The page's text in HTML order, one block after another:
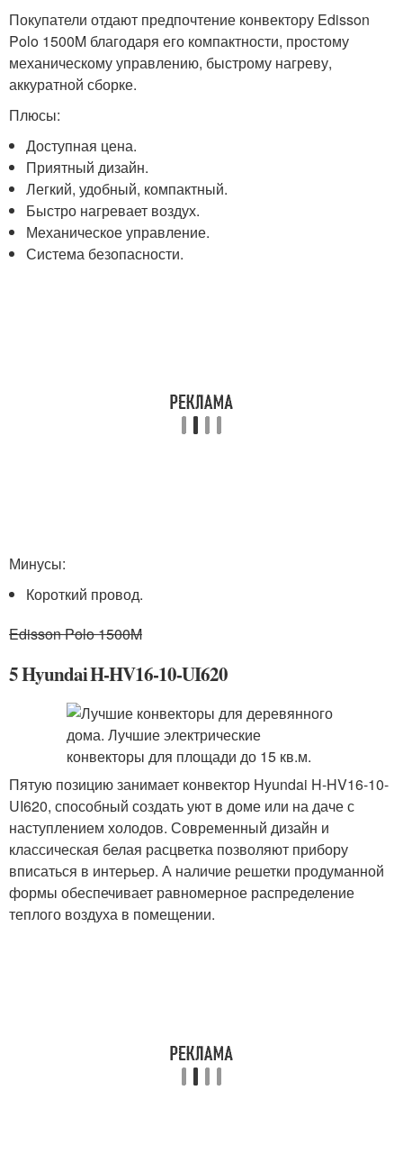
Покупатели отдают предпочтение конвектору Edisson
Polo 1500M благодаря его компактности, простому
механическому управлению, быстрому нагреву,
аккуратной сборке.
Плюсы:
Доступная цена.
Приятный дизайн.
Легкий, удобный, компактный.
Быстро нагревает воздух.
Механическое управление.
Система безопасности.
Минусы:
Короткий провод.
Edisson Polo 1500M
5 Hyundai H-HV16-10-UI620
Пятую позицию занимает конвектор Hyundai H-HV16-10-
UI620, способный создать уют в доме или на даче с
наступлением холодов. Современный дизайн и
классическая белая расцветка позволяют прибору
вписаться в интерьер. А наличие решетки продуманной
формы обеспечивает равномерное распределение
теплого воздуха в помещении.